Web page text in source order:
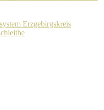
Erzgebirgskreis